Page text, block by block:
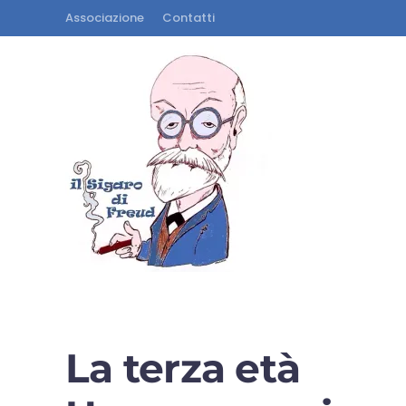
Associazione Contatti
La terza età